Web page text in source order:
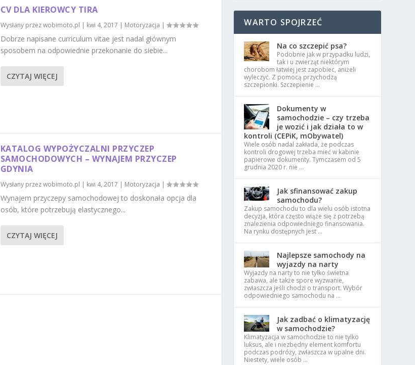
CV DLA KIEROWCY TIRA
Wysłany przezwobimoto.pl | kwi 4, 2017 | Motoryzacja |
Dobrze napisane curriculum vitae jest nadal głównym
sposobem na odpowiednie przekonanie do siebie...
CZYTAJ WIĘCEJ
KATALOG WYPOŻYCZALNI PRZYCZEP
SAMOCHODOWYCH – WYNAJEM PRZYCZEP
GDYNIA
Wysłany przezwobimoto.pl | kwi 4, 2017 | Motoryzacja |
Wynajem przyczepy samochodowej to doskonała opcja dla
osób, które potrzebują elastycznego...
CZYTAJ WIĘCEJ
WARTO SPOJRZEĆ
Na co szczepić psa?
Podobnie jak w przypadku ludzi,
tak i u zwierząt niektórym
chorobom łatwiej jest zapobiec, aniżeli
wyleczyć. Z pomocą przychodzą
szczepionki. Szczepienie …
Dokumenty w
samochodzie – czy trzeba
je wozić i jak działa to w
kontroli (CEPiK, mObywatel)
Wiele osób nadal zakłada, że podczas
kontroli drogowej trzeba mieć w kabinie
papierowe dokumenty. Tymczasem od 5
grudnia 2020 r. nie …
Jak sfinansować zakup
samochodu?
Zakup samochodu to dla wielu osób istotna
decyzja, która często wiąże się z potrzebą
znalezienia odpowiedniego finansowania.
Na rynku dostępnych jest …
Najlepsze samochody na
wyjazdy na narty
Wyjazdy na narty to nie tylko świetna
zabawa, ale także spore wyzwanie,
zwłaszcza jeśli chodzi o transport. Wybór
odpowiedniego samochodu na …
Jak zadbać o klimatyzację
w samochodzie?
Klimatyzacja w samochodzie to nie tylko
luksus, ale i niezbędny element komfortu
podczas podróży, zwłaszcza w upalne dni.
Niestety, wiele osób …